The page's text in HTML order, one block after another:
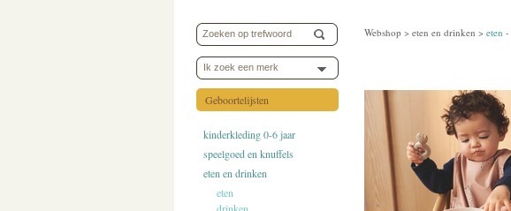
Ik zoek een merk
Geboortelijsten
kinderkleding 0-6 jaar
speelgoed en knuffels
eten en drinken
eten
Webshop > eten en drinken > eten -